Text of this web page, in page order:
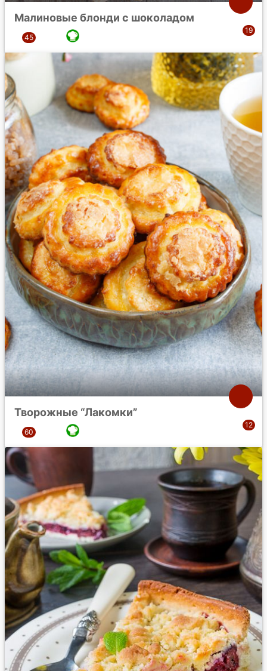
Малиновые блонди с шоколадом
Творожные “Лакомки”